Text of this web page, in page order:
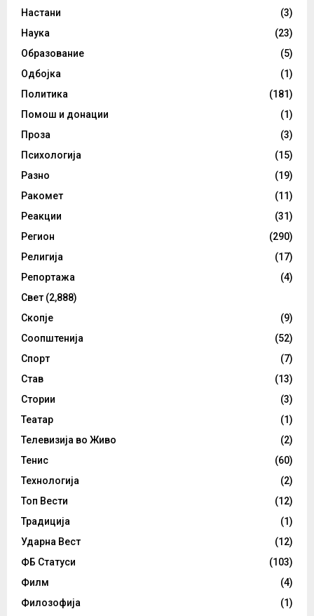
Настани
(3)
Наука
(23)
Образование
(5)
Одбојка
(1)
Политика
(181)
Помош и донации
(1)
Проза
(3)
Психологија
(15)
Разно
(19)
Ракомет
(11)
Реакции
(31)
Регион
(290)
Религија
(17)
Репортажа
(4)
Свет (2,888)
Скопје
(9)
Соопштенија
(52)
Спорт
(7)
Став
(13)
Стории
(3)
Театар
(1)
Телевизија во Живо
(2)
Тенис
(60)
Технологија
(2)
Топ Вести
(12)
Традиција
(1)
Ударна Вест
(12)
ФБ Статуси
(103)
Филм
(4)
Филозофија
(1)